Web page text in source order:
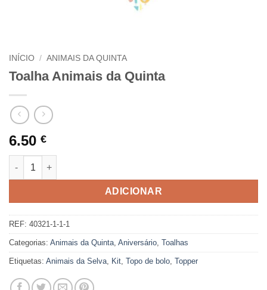
INÍCIO / ANIMAIS DA QUINTA
Toalha Animais da Quinta
6.50 €
Quantidade de Toalha Animais da Quinta
ADICIONAR
REF: 40321-1-1-1
Categorias: Animais da Quinta, Aniversário, Toalhas
Etiquetas: Animais da Selva, Kit, Topo de bolo, Topper